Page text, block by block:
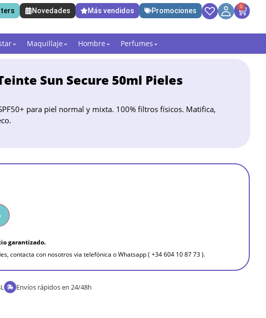
Novedades Más vendidos Promociones
0
Maquillaje Hombre Perfumes
Sun Secure 50ml Pieles
para piel normal y mixta. 100% filtros físicos. Matifica,
garantizado.
contacta con nosotros via telefónica o Whatsapp ( +34 604 10 87 73 ).
Envíos rápidos en 24/48h